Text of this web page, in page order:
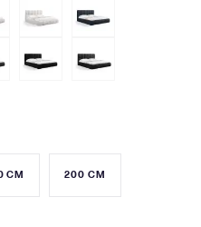
CM 200 CM